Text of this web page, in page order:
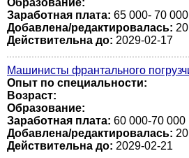
Образование:
Заработная плата: 65 000- 70 000
Добавлена/редактировалась:
Действительна до: 2029-02-17
Машинисты франтального
Опыт по специальности:
Возраст:
Образование:
Заработная плата: 60 000-70 000
Добавлена/редактировалась:
Действительна до: 2029-02-21